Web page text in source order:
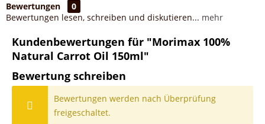
Bewertungen
0
Bewertungen lesen, schreiben und diskutieren... mehr
Kundenbewertungen für "Morimax 100%
Natural Carrot Oil 150ml"
Bewertung schreiben
Bewertungen werden nach Überprüfung
freigeschaltet.